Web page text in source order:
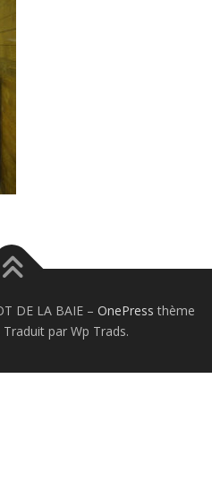
DE LA BAIE – OnePress thème
par Wp Trads.